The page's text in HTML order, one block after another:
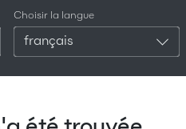
Choisir la langue
français